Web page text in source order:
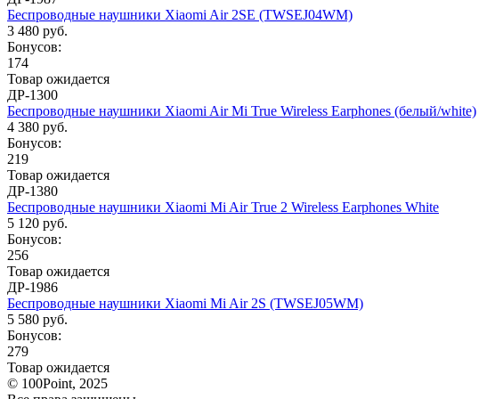
Беспроводные наушники Xiaomi Air 2SE (TWSEJ04WM)
3 480 руб.
Бонусов:
174
Товар ожидается
ДР-1300
Беспроводные наушники Xiaomi Air Mi True Wireless Earphones (белый/white)
4 380 руб.
Бонусов:
219
Товар ожидается
ДР-1380
Беспроводные наушники Xiaomi Mi Air True 2 Wireless Earphones White
5 120 руб.
Бонусов:
256
Товар ожидается
ДР-1986
Беспроводные наушники Xiaomi Mi Air 2S (TWSEJ05WM)
5 580 руб.
Бонусов:
279
Товар ожидается
© 100Point, 2025